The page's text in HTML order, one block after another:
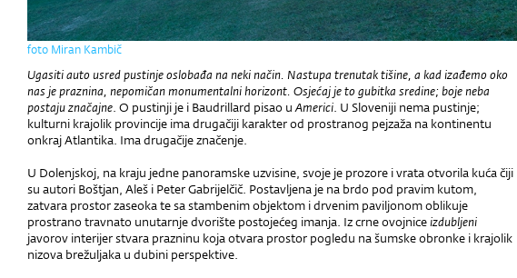
foto Miran Kambič
Ugasiti auto usred pustinje oslobađa na neki način. Nastupa trenutak tišine, a kad izađemo oko
nas je praznina, nepomičan monumentalni horizont. Osjećaj je to gubitka sredine; boje neba
postaju značajne. O pustinji je i Baudrillard pisao uAmerici. U Sloveniji nema pustinje;
kulturni krajolik provincije ima drugačiji karakter od prostranog pejzaža na kontinentu
onkraj Atlantika. Ima drugačije značenje.
U Dolenjskoj, na kraju jedne panoramske uzvisine, svoje je prozore i vrata otvorila kuća čiji
su autori Boštjan, Aleš i Peter Gabrijelčič. Postavljena je na brdo pod pravim kutom,
zatvara prostor zaseoka te sa stambenim objektom i drvenim paviljonom oblikuje
prostrano travnato unutarnje dvorište postojećeg imanja. Iz crne ovojniceizdubljeni
javorov interijer stvara prazninu koja otvara prostor pogledu na šumske obronke i krajolik
nizova brežuljaka u dubini perspektive.